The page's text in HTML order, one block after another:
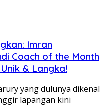
Imran
Coach of the Month
& Langka!
yang dulunya dikenal
lapangan kini